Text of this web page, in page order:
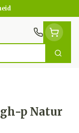
Zoek
p Natur